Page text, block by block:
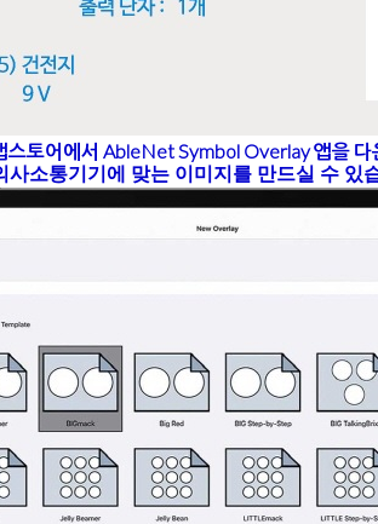
스토어에서 AbleNet Symbol Overlay 앱을 다
소통기기에 맞는 이미지를 만드실 수 있